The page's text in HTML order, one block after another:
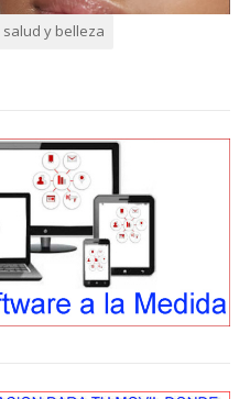
salud y belleza